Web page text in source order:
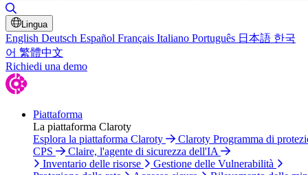
Lingua
English Deutsch Español Français Italiano Português 日本語 한국
어 繁體中文
Richiedi una demo
Piattaforma
La piattaforma Claroty
Esplora la piattaforma Claroty
Claroty Programma di
CPS
Claire, l'agente di sicurezza dell'IA
Inventario delle risorse
Gestione delle Vulnerabilità